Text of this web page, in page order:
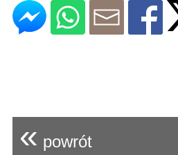
« powrót